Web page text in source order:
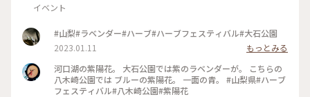
イベント
#山梨#ラベンダー#ハーブ#ハーブフェスティバル#大石公園
2023.01.11
もっとみる
河口湖の紫陽花。 大石公園では紫のラベンダーが。 こちらの
八木崎公園では ブルーの紫陽花。 一面の青。 #山梨県#ハーブ
フェスティバル#八木崎公園#紫陽花